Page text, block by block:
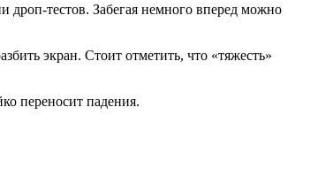
дроп-тестов. Забегая немного вперед можно
экран. Стоит отметить, что «тяжесть»
переносит падения.